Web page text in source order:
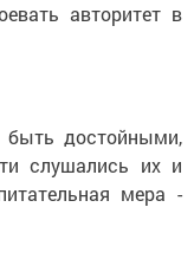
авторитет в
достойными,
слушались их и
мера -